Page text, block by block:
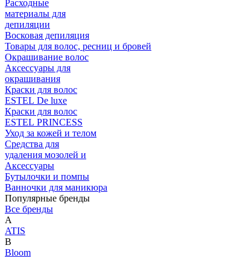
Расходные
материалы для
депиляции
Восковая депиляция
Товары для волос, ресниц и бровей
Окрашивание волос
Аксессуары для
окрашивания
Краски для волос
ESTEL De luxe
Краски для волос
ESTEL PRINCESS
Уход за кожей и телом
Средства для
удаления мозолей и
Аксессуары
Бутылочки и помпы
Ванночки для маникюра
Популярные бренды
Все бренды
A
ATIS
B
Bloom